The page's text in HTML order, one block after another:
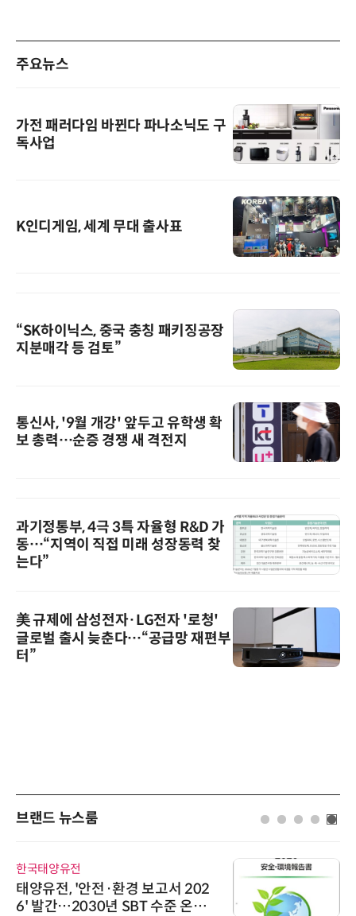
주요뉴스
가전 패러다임 바뀐다 파나소닉도 구
독사업
K인디게임, 세계 무대 출사표
“SK하이닉스, 중국 충칭 패키징공장
지분매각 등 검토”
통신사, '9월 개강' 앞두고 유학생 확
보 총력…순증 경쟁 새 격전지
과기정통부, 4극 3특 자율형 R&D 가
동…“지역이 직접 미래 성장동력 찾
는다”
美 규제에 삼성전자·LG전자 '로청'
글로벌 출시 늦춘다…“공급망 재편부
터”
브랜드 뉴스룸
한국태양유전
태양유전, '안전·환경 보고서 202
6' 발간…2030년 SBT 수준 온실